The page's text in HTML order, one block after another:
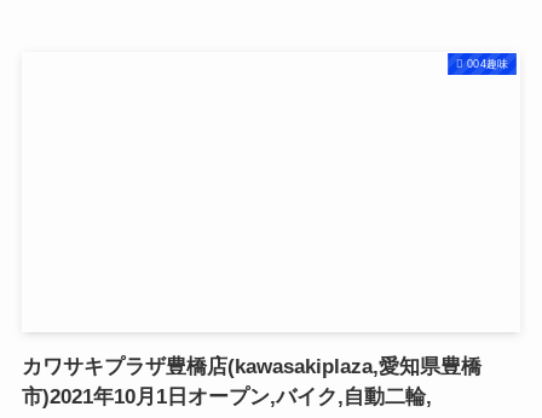
004趣味
カワサキプラザ豊橋店(kawasakiplaza,愛知県豊橋
市)2021年10月1日オープン,バイク,自動二輪,